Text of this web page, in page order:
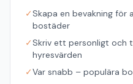
✓Skapa en bevakning för
bostäder
✓Skriv ett personligt och
hyresvärden
✓Var snabb – populära